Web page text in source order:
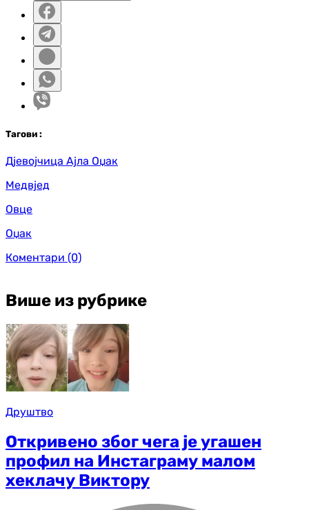
Тагови :
Дјевојчица Ајла Оџак
Медвјед
Овце
Оџак
Коментари (0)
Више из рубрике
Друштво
Откривено због чега је угашен
профил на Инстаграму малом
хеклачу Виктору